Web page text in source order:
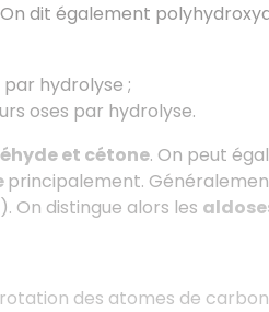
dit également
hydrolyse ;
oses par hydrolyse.
et cétone. On peut
principalement.
On distingue alors les
des atomes de